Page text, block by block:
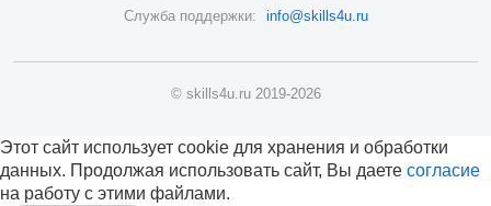
Служба поддержки: info@skills4u.ru
© skills4u.ru 2019-2026
Этот сайт использует cookie для хранения и обработки
данных. Продолжая использовать сайт, Вы даете согласие
на работу с этими файлами.